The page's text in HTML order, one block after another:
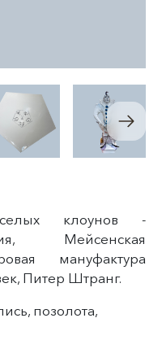
клоунов -
Мейсенская
мануфактура
Питер Штранг.
позолота,